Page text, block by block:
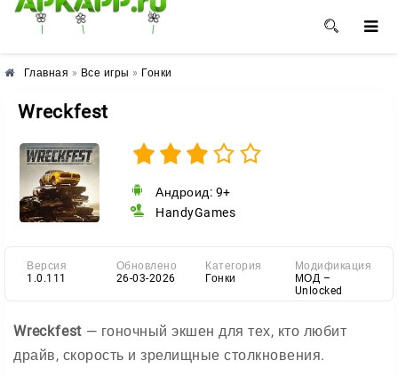
🌸 🌼 🌺
Главная » Все игры » Гонки
Wreckfest
Андроид: 9+
HandyGames
Версия
1.0.111
Обновлено
26-03-2026
Категория
Гонки
Модификация
МОД –
Unlocked
Wreckfest — гоночный экшен для тех, кто любит
драйв, скорость и зрелищные столкновения.